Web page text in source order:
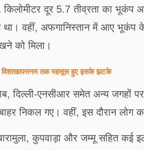
दूर 5.7 तीव्रता का भूकंप
था। वहीं, अफगानिस्तान में आए
को मिला।
तक महसूस हुए इसके झटके
दिल्ली-एनसीआर समेत अन्य
निकल गए। वहीं, इस दौरान लोग
कुपवाड़ा और जम्मू सहित